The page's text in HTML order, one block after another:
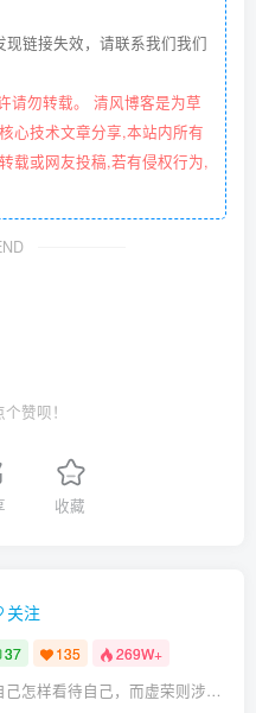
链接失效，请联系我们我们
请勿转载。 清风博客是为草
心技术文章分享,本站内所有
载或网友投稿,若有侵权行为,
赞呗！
收藏
关注
37 135 269W+
骄傲多半涉及我们自己怎样看待自己，而虚荣则涉及我们想别人怎样看我们